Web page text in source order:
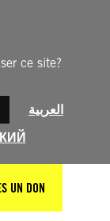
ce site?
العربية
UN DON